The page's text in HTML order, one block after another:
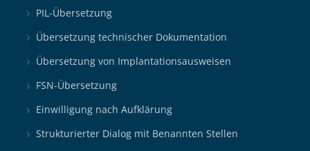
PIL-Übersetzung
Übersetzung technischer Dokumentation
Übersetzung von Implantationsausweisen
FSN-Übersetzung
Einwilligung nach Aufklärung
Strukturierter Dialog mit Benannten Stellen